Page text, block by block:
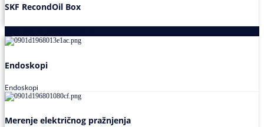
SKF RecondOil Box
Endoskopi
Endoskopi
Merenje električnog pražnjenja